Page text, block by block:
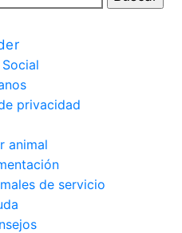
privacidad
animal
de servicio